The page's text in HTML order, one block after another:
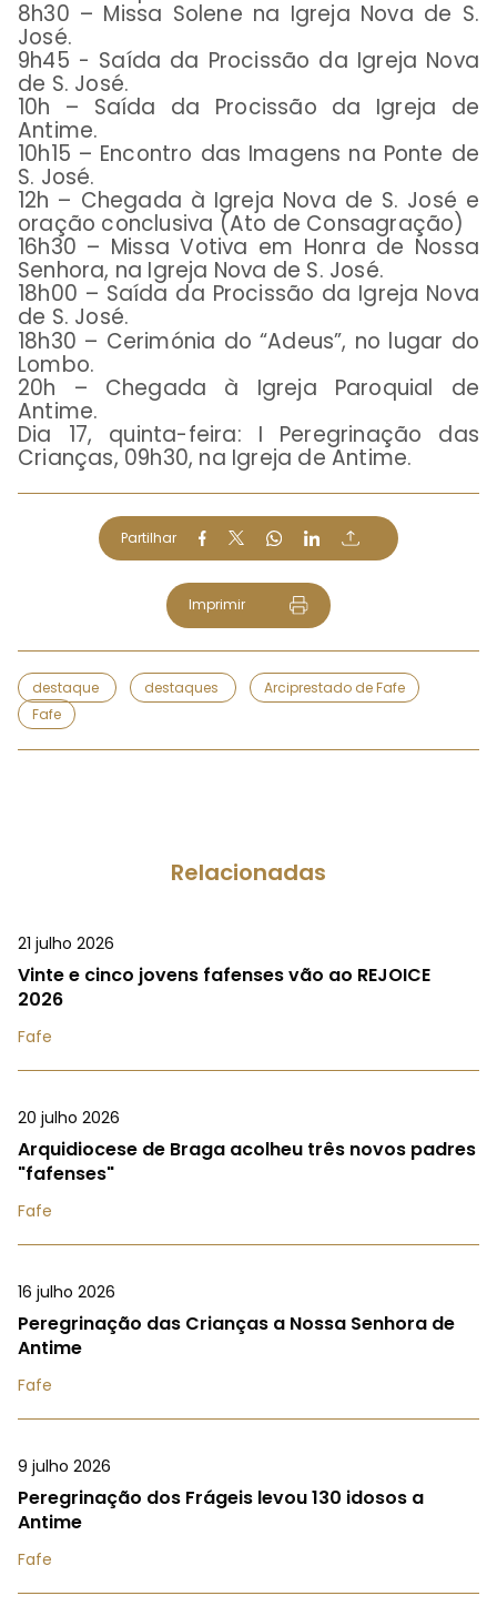
8h30 – Missa Solene na Igreja Nova de S.
José.
9h45 - Saída da Procissão da Igreja Nova
de S. José.
10h – Saída da Procissão da Igreja de
Antime.
10h15 – Encontro das Imagens na Ponte de
S. José.
12h – Chegada à Igreja Nova de S. José e
oração conclusiva (Ato de Consagração)
16h30 – Missa Votiva em Honra de Nossa
Senhora, na Igreja Nova de S. José.
18h00 – Saída da Procissão da Igreja Nova
de S. José.
18h30 – Cerimónia do “Adeus”, no lugar do
Lombo.
20h – Chegada à Igreja Paroquial de
Antime.
Dia 17, quinta-feira: I Peregrinação das
Crianças, 09h30, na Igreja de Antime.
Partilhar
Imprimir
destaque destaques
Arciprestado de Fafe
Fafe
Relacionadas
21 julho 2026
Vinte e cinco jovens fafenses vão ao REJOICE
2026
Fafe
20 julho 2026
Arquidiocese de Braga acolheu três novos padres
"fafenses"
Fafe
16 julho 2026
Peregrinação das Crianças a Nossa Senhora de
Antime
Fafe
9 julho 2026
Peregrinação dos Frágeis levou 130 idosos a
Antime
Fafe